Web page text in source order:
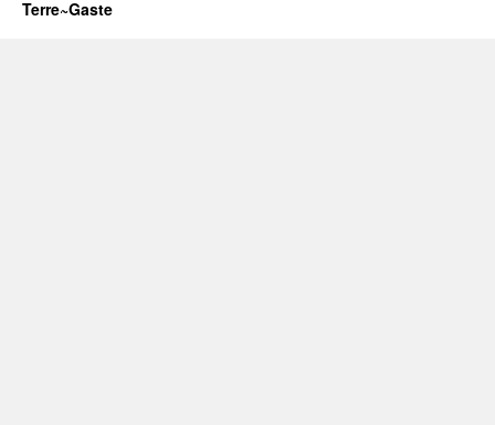
Terre~Gaste